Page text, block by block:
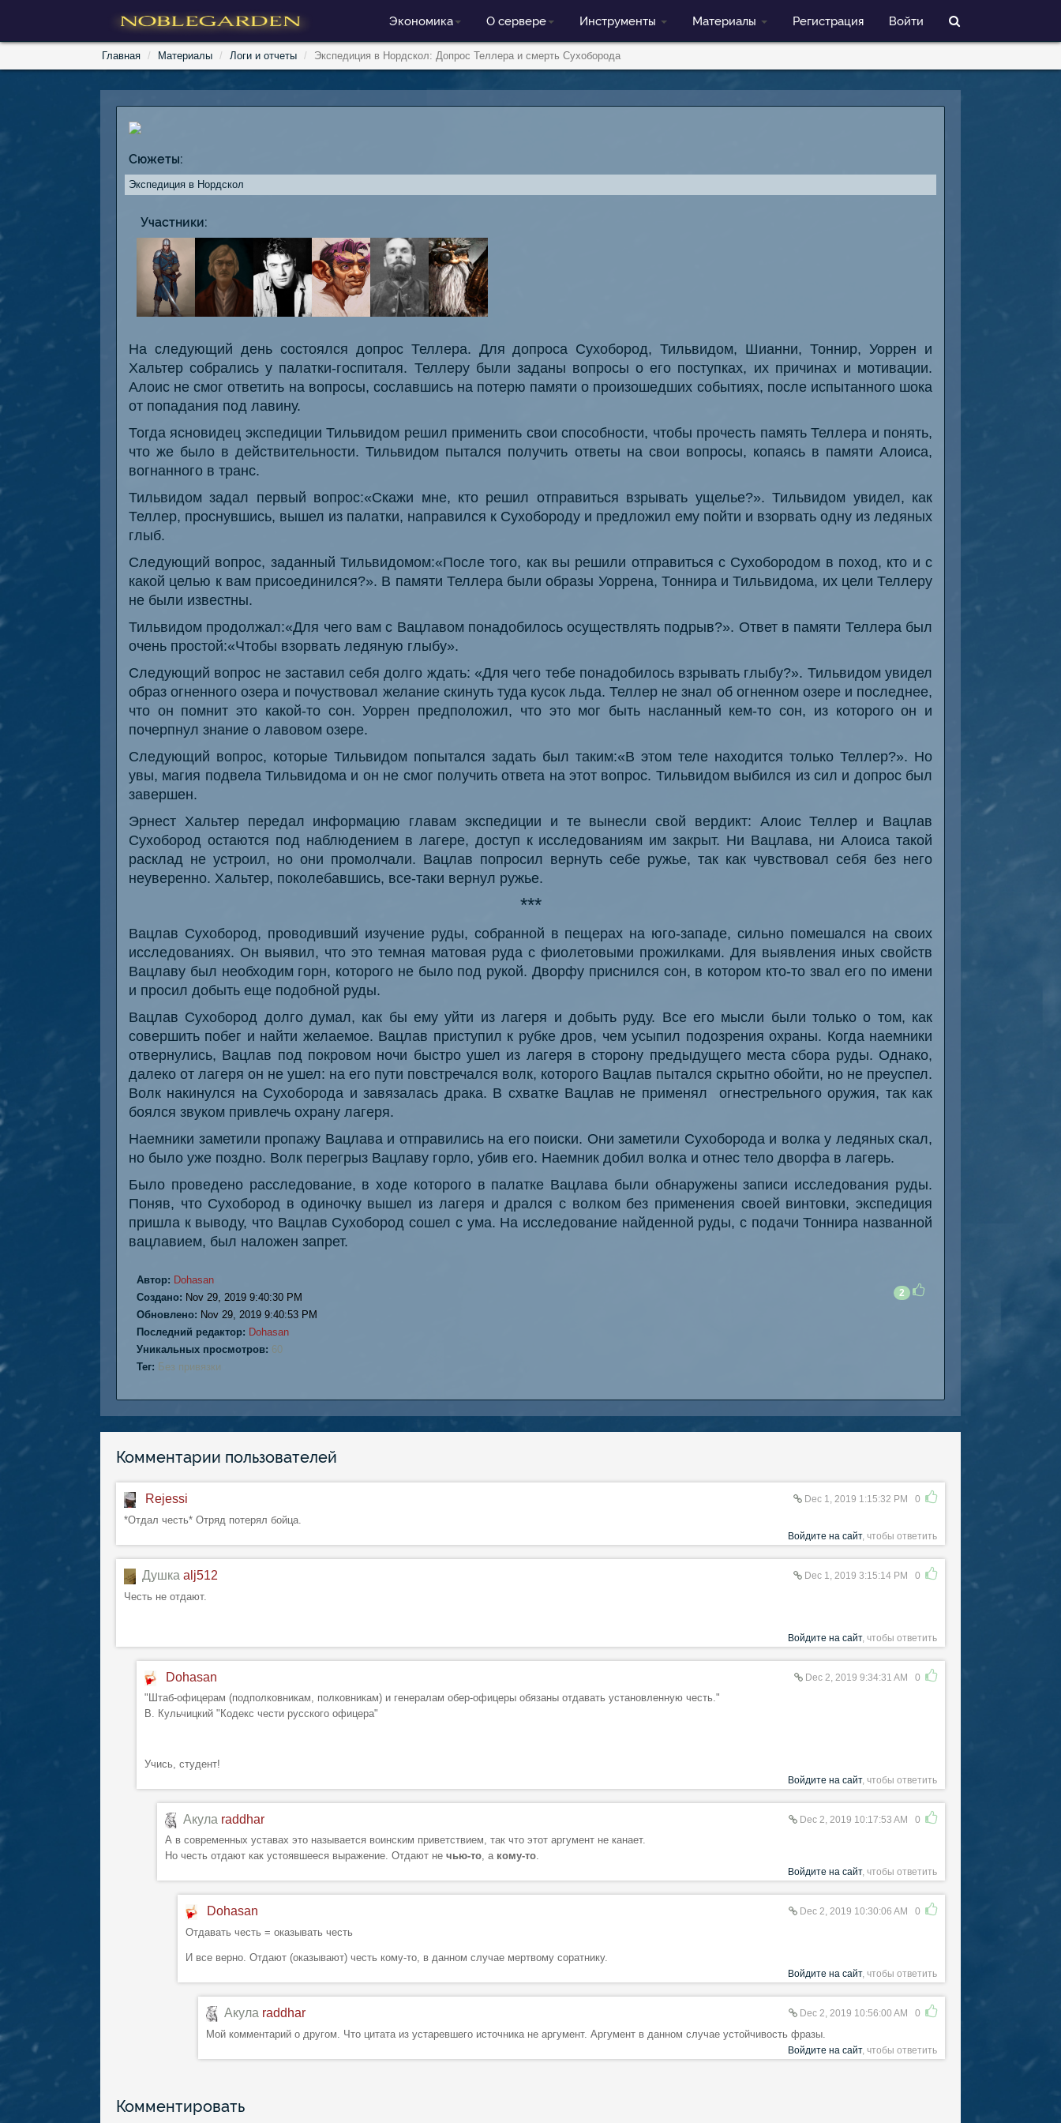
Экономика О сервере Инструменты Материалы Регистрация Войти
Главная Материалы Логи и отчеты Экспедиция в Нордскол: Допрос Теллера и смерть Сухоборода
Сюжеты:
Экспедиция в Нордскол
Участники:
На следующий день состоялся допрос Теллера. Для допроса Сухобород, Тильвидом, Шианни, Тоннир, Уоррен и
Хальтер собрались у палатки-госпиталя. Теллеру были заданы вопросы о его поступках, их причинах и мотивации.
Алоис не смог ответить на вопросы, сославшись на потерю памяти о произошедших событиях, после испытанного шока
от попадания под лавину.
Тогда ясновидец экспедиции Тильвидом решил применить свои способности, чтобы прочесть память Теллера и понять,
что же было в действительности. Тильвидом пытался получить ответы на свои вопросы, копаясь в памяти Алоиса,
вогнанного в транс.
Тильвидом задал первый вопрос:«Скажи мне, кто решил отправиться взрывать ущелье?». Тильвидом увидел, как
Теллер, проснувшись, вышел из палатки, направился к Сухобороду и предложил ему пойти и взорвать одну из ледяных
глыб.
Следующий вопрос, заданный Тильвидомом:«После того, как вы решили отправиться с Сухобородом в поход, кто и с
какой целью к вам присоединился?». В памяти Теллера были образы Уоррена, Тоннира и Тильвидома, их цели Теллеру
не были известны.
Тильвидом продолжал:«Для чего вам с Вацлавом понадобилось осуществлять подрыв?». Ответ в памяти Теллера был
очень простой:«Чтобы взорвать ледяную глыбу».
Следующий вопрос не заставил себя долго ждать: «Для чего тебе понадобилось взрывать глыбу?». Тильвидом увидел
образ огненного озера и почуствовал желание скинуть туда кусок льда. Теллер не знал об огненном озере и последнее,
что он помнит это какой-то сон. Уоррен предположил, что это мог быть насланный кем-то сон, из которого он и
почерпнул знание о лавовом озере.
Следующий вопрос, которые Тильвидом попытался задать был таким:«В этом теле находится только Теллер?». Но
увы, магия подвела Тильвидома и он не смог получить ответа на этот вопрос. Тильвидом выбился из сил и допрос был
завершен.
Эрнест Хальтер передал информацию главам экспедиции и те вынесли свой вердикт: Алоис Теллер и Вацлав
Сухобород остаются под наблюдением в лагере, доступ к исследованиям им закрыт. Ни Вацлава, ни Алоиса такой
расклад не устроил, но они промолчали. Вацлав попросил вернуть себе ружье, так как чувствовал себя без него
неуверенно. Хальтер, поколебавшись, все-таки вернул ружье.
***
Вацлав Сухобород, проводивший изучение руды, собранной в пещерах на юго-западе, сильно помешался на своих
исследованиях. Он выявил, что это темная матовая руда с фиолетовыми прожилками. Для выявления иных свойств
Вацлаву был необходим горн, которого не было под рукой. Дворфу приснился сон, в котором кто-то звал его по имени
и просил добыть еще подобной руды.
Вацлав Сухобород долго думал, как бы ему уйти из лагеря и добыть руду. Все его мысли были только о том, как
совершить побег и найти желаемое. Вацлав приступил к рубке дров, чем усыпил подозрения охраны. Когда наемники
отвернулись, Вацлав под покровом ночи быстро ушел из лагеря в сторону предыдущего места сбора руды. Однако,
далеко от лагеря он не ушел: на его пути повстречался волк, которого Вацлав пытался скрытно обойти, но не преуспел.
Волк накинулся на Сухоборода и завязалась драка. В схватке Вацлав не применял огнестрельного оружия, так как
боялся звуком привлечь охрану лагеря.
Наемники заметили пропажу Вацлава и отправились на его поиски. Они заметили Сухоборода и волка у ледяных скал,
но было уже поздно. Волк перегрыз Вацлаву горло, убив его. Наемник добил волка и отнес тело дворфа в лагерь.
Было проведено расследование, в ходе которого в палатке Вацлава были обнаружены записи исследования руды.
Поняв, что Сухобород в одиночку вышел из лагеря и дрался с волком без применения своей винтовки, экспедиция
пришла к выводу, что Вацлав Сухобород сошел с ума. На исследование найденной руды, с подачи Тоннира названной
вацлавием, был наложен запрет.
Автор: Dohasan
Создано: Nov 29, 2019 9:40:30 PM
Обновлено: Nov 29, 2019 9:40:53 PM
Последний редактор: Dohasan
Уникальных просмотров: 60
Тег: Без привязки
2
Комментарии пользователей
Rejessi Dec 1, 2019 1:15:32 PM 0
*Отдал честь* Отряд потерял бойца.
Войдите на сайт, чтобы ответить
Душка alj512 Dec 1, 2019 3:15:14 PM 0
Честь не отдают.
Войдите на сайт, чтобы ответить
Dohasan Dec 2, 2019 9:34:31 AM 0
"Штаб-офицерам (подполковникам, полковникам) и генералам обер-офицеры обязаны отдавать установленную честь."
В. Кульчицкий "Кодекс чести русского офицера"
Учись, студент!
Войдите на сайт, чтобы ответить
Акула raddhar Dec 2, 2019 10:17:53 AM 0
А в современных уставах это называется воинским приветствием, так что этот аргумент не канает.
Но честь отдают как устоявшееся выражение. Отдают не чью-то, а кому-то.
Войдите на сайт, чтобы ответить
Dohasan Dec 2, 2019 10:30:06 AM 0
Отдавать честь = оказывать честь
И все верно. Отдают (оказывают) честь кому-то, в данном случае мертвому соратнику.
Войдите на сайт, чтобы ответить
Акула raddhar Dec 2, 2019 10:56:00 AM 0
Мой комментарий о другом. Что цитата из устаревшего источника не аргумент. Аргумент в данном случае устойчивость фразы.
Войдите на сайт, чтобы ответить
Комментировать